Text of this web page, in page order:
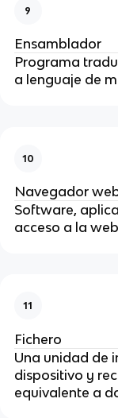
9
Ensamblador
Programa
a lenguaje de
10
Navegador
Software,
acceso a la web
11
Fichero
Una unidad de
dispositivo y
equivalente a